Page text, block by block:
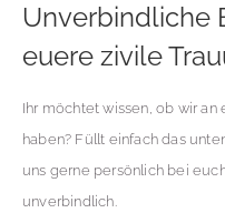
Unverbindliche
euere zivile
Ihr möchtet wissen, ob wir an
haben? Füllt einfach das
uns gerne persönlich bei
unverbindlich.